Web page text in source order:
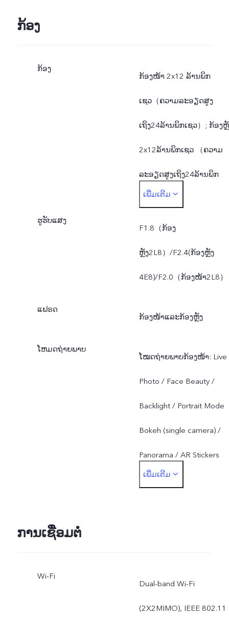
ກ້ອງ
ກ້ອງ
ກ້ອງໜ້າ 2x12 ລ້ານພິກ
ເຊວ（ຄວາມລະອຽດສູງ
ເຖິງ24ລ້ານພິກເຊວ）; ກ້ອງ
2x12ລ້ານພິກເຊວ （ຄວາມ
ລະອຽດສູງເຖິງ24ລ້ານພິກ
ເຊວ）+ ກ້ອງຮອງ5ລ້ານພິກ
ເຊວ
ເພີ່ມເຕີມ
ຮູຮັບແສງ
F1.8（ກ້ອງ
ຫຼັງ2L8）/F2.4(ກ້ອງຫຼັງ
4E8)/F2.0（ກ້ອງໜ້າ2L8）
ແຟຣດ
ກ້ອງໜ້າແລະກ້ອງຫຼັງ
ໂຫມດຖ່າຍພາບ
ໂໝດຖ່າຍພາບກ້ອງໜ້າ: Live
Photo / Face Beauty /
Backlight / Portrait Mode
Bokeh (single camera) /
Panorama / AR Stickers
ໂໝດຖ່າຍພາບ
ເພີ່ມເຕີມ
ການເຊື່ອມຕໍ່
Wi-Fi
Dual-band Wi-Fi
(2X2MIMO), IEEE 802.11